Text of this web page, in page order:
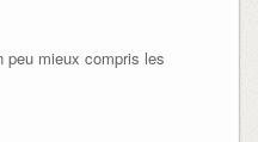
peu mieux compris les